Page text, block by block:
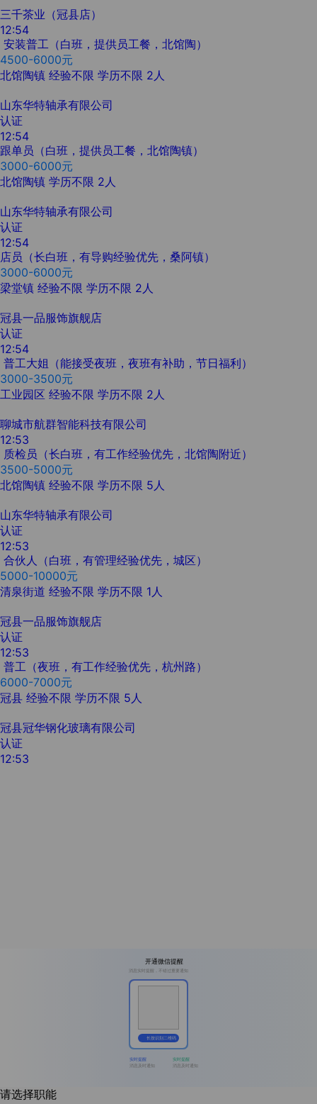
三千茶业（冠县店）
12:54
安装普工（白班，提供员工餐，北馆陶）
4500-6000元
北馆陶镇 经验不限 学历不限 2人
山东华特轴承有限公司
认证
12:54
跟单员（白班，提供员工餐，北馆陶镇）
3000-6000元
北馆陶镇 学历不限 2人
山东华特轴承有限公司
认证
12:54
店员（长白班，有导购经验优先，桑阿镇）
3000-6000元
梁堂镇 经验不限 学历不限 2人
冠县一品服饰旗舰店
认证
12:54
普工大姐（能接受夜班，夜班有补助，节日福利）
3000-3500元
工业园区 经验不限 学历不限 2人
聊城市航群智能科技有限公司
12:53
质检员（长白班，有工作经验优先，北馆陶附近）
3500-5000元
北馆陶镇 经验不限 学历不限 5人
山东华特轴承有限公司
认证
12:53
合伙人（白班，有管理经验优先，城区）
5000-10000元
清泉街道 经验不限 学历不限 1人
冠县一品服饰旗舰店
认证
12:53
普工（夜班，有工作经验优先，杭州路）
6000-7000元
冠县 经验不限 学历不限 5人
冠县冠华钢化玻璃有限公司
认证
12:53
开通微信提醒
消息实时提醒，不错过重要通知
长按识别二维码
实时提醒
消息及时通知
实时提醒
消息及时通知
请选择职能